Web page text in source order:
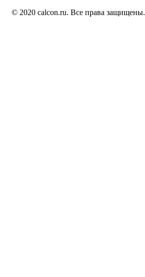
© 2020 calcon.ru. Все права защищены.